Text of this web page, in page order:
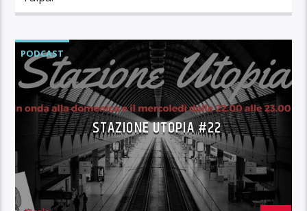
PODCAST
STAZIONE UTOPIA #22